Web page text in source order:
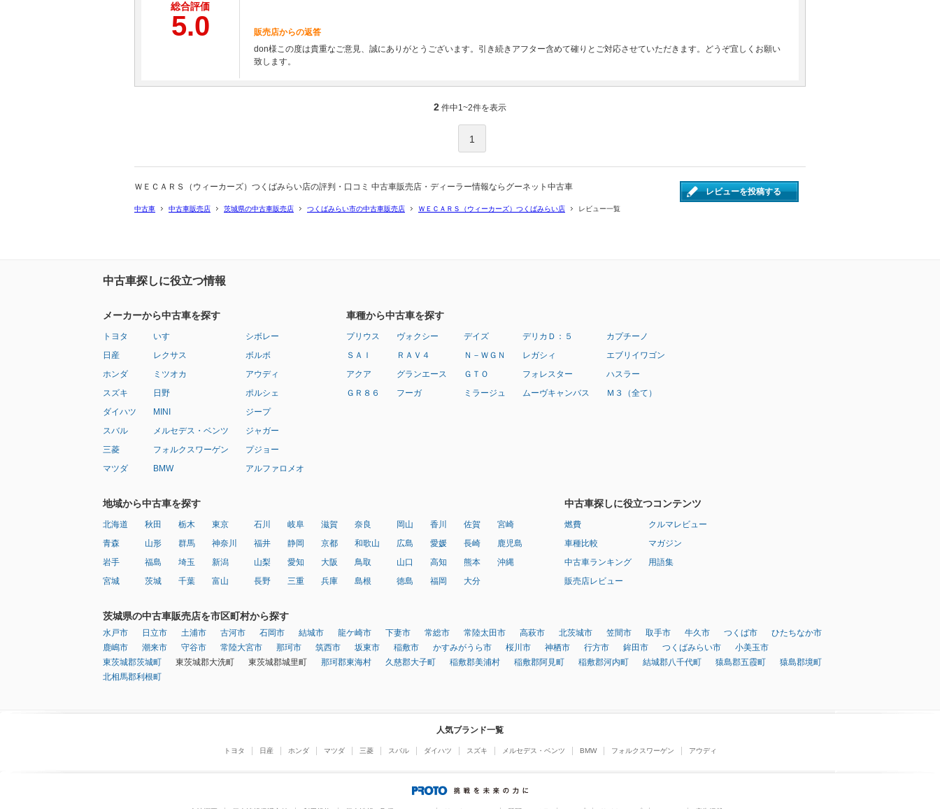
総合評価
5.0
販売店からの返答
don様この度は貴重なご意見、誠にありがとうございます。引き続きアフター含めて確りとご対応させていただきます。どうぞ宜しくお願い
致します。
2 件中1~2件を表示
1
ＷＥＣＡＲＳ（ウィーカーズ）つくばみらい店の評判・口コミ 中古車販売店・ディーラー情報ならグーネット中古車 レビューを投稿する
中古車 中古車販売店 茨城県の中古車販売店 つくばみらい市の中古車販売店 ＷＥＣＡＲＳ（ウィーカーズ）つくばみらい店 レビュー一覧
中古車探しに役立つ情報
メーカーから中古車を探す
トヨタ
日産
ホンダ
スズキ
ダイハツ
スバル
三菱
マツダ
いすゞ
レクサス
ミツオカ
日野
MINI
メルセデス・ベンツ
フォルクスワーゲン
BMW
シボレー
ボルボ
アウディ
ポルシェ
ジープ
ジャガー
プジョー
アルファロメオ
車種から中古車を探す
プリウス
ＳＡＩ
アクア
ＧＲ８６
ヴォクシー
ＲＡＶ４
グランエース
フーガ
デイズ
Ｎ－ＷＧＮ
ＧＴＯ
ミラージュ
デリカＤ：５
レガシィ
フォレスター
ムーヴキャンバス
カプチーノ
エブリイワゴン
ハスラー
Ｍ３（全て）
地域から中古車を探す
北海道
青森
岩手
宮城
秋田
山形
福島
茨城
栃木
群馬
埼玉
千葉
東京
神奈川
新潟
富山
石川
福井
山梨
長野
岐阜
静岡
愛知
三重
滋賀
京都
大阪
兵庫
奈良
和歌山
鳥取
島根
岡山
広島
山口
徳島
香川
愛媛
高知
福岡
佐賀
長崎
熊本
大分
宮崎
鹿児島
沖縄
中古車探しに役立つコンテンツ
燃費
車種比較
中古車ランキング
販売店レビュー
クルマレビュー
マガジン
用語集
茨城県の中古車販売店を市区町村から探す
水戸市 日立市 土浦市 古河市 石岡市 結城市 龍ケ崎市 下妻市 常総市 常陸太田市 高萩市 北茨城市 笠間市 取手市 牛久市 つくば市
ひたちなか市
鹿嶋市
潮来市 守谷市 常陸大宮市 那珂市 筑西市 坂東市 稲敷市 かすみがうら市 桜川市 神栖市 行方市 鉾田市 つくばみらい市
小美玉市
東茨城郡茨城町
東茨城郡大洗町 東茨城郡城里町 那珂郡東海村 久慈郡大子町 稲敷郡美浦村 稲敷郡阿見町 稲敷郡河内町 結城郡八千代町 猿島郡五霞町
猿島郡境町
北相馬郡利根町
人気ブランド一覧
トヨタ 日産 ホンダ マツダ 三菱 スバル ダイハツ スズキ メルセデス・ベンツ BMW フォルクスワーゲン アウディ